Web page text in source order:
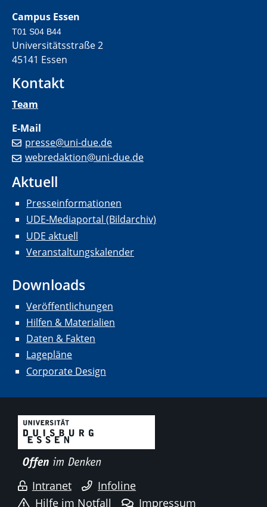
Campus Essen
T01 S04 B44
Universitätsstraße 2
45141 Essen
Kontakt
Team
E-Mail
presse@uni-due.de
webredaktion@uni-due.de
Aktuell
Presseinformationen
UDE-Mediaportal (Bildarchiv)
UDE aktuell
Veranstaltungskalender
Downloads
Veröffentlichungen
Hilfen & Materialien
Daten & Fakten
Lagepläne
Corporate Design
Intranet
Infoline
Hilfe im Notfall
Impressum